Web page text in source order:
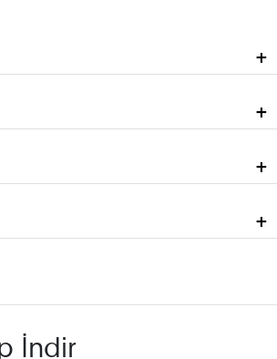
İndir